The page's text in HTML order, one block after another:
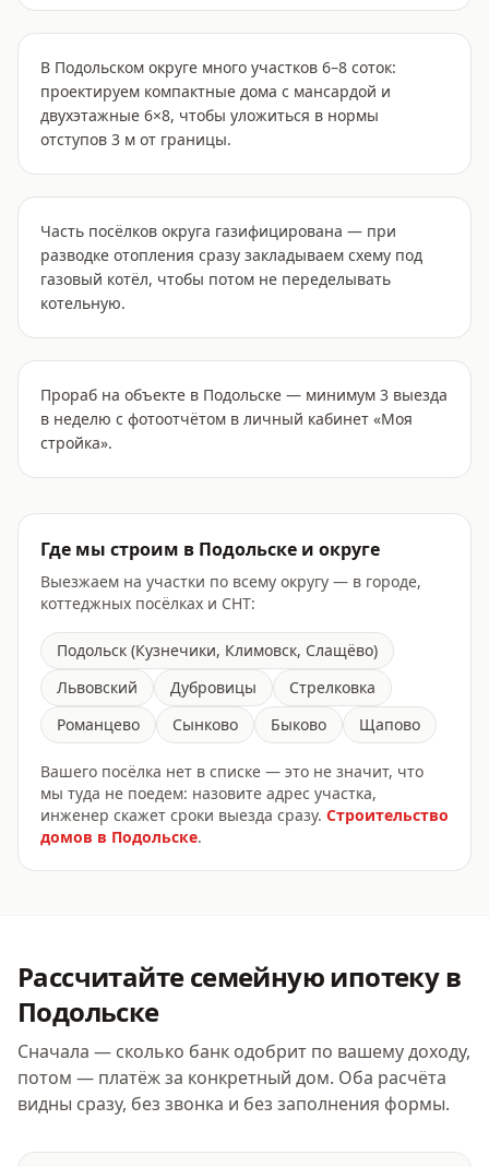
В Подольском округе много участков 6–8 соток:
проектируем компактные дома с мансардой и
двухэтажные 6×8, чтобы уложиться в нормы
отступов 3 м от границы.
Часть посёлков округа газифицирована — при
разводке отопления сразу закладываем схему под
газовый котёл, чтобы потом не переделывать
котельную.
Прораб на объекте в Подольске — минимум 3 выезда
в неделю с фотоотчётом в личный кабинет «Моя
стройка».
Где мы строим в Подольске и округе
Выезжаем на участки по всему округу — в городе,
коттеджных посёлках и СНТ:
Подольск (Кузнечики, Климовск, Слащёво)
Львовский
Дубровицы
Стрелковка
Романцево
Сынково Быково Щапово
Вашего посёлка нет в списке — это не значит, что
мы туда не поедем: назовите адрес участка,
инженер скажет сроки выезда сразу. Строительство
домов в Подольске.
Рассчитайтесемейную ипотеку в
Подольске
Сначала — сколько банк одобрит по вашему доходу,
потом — платёж за конкретный дом. Оба расчёта
видны сразу, без звонка и без заполнения формы.